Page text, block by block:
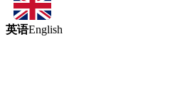
英语English